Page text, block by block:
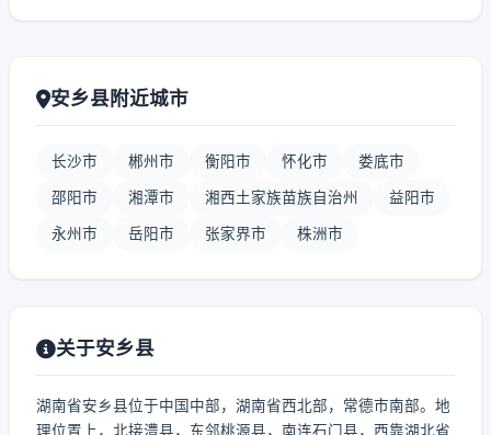
安乡县附近城市
长沙市 郴州市 衡阳市 怀化市 娄底市
邵阳市 湘潭市 湘西土家族苗族自治州 益阳市
永州市 岳阳市 张家界市 株洲市
关于安乡县
湖南省安乡县位于中国中部，湖南省西北部，常德市南部。地
理位置上，北接澧县，东邻桃源县，南连石门县，西靠湖北省